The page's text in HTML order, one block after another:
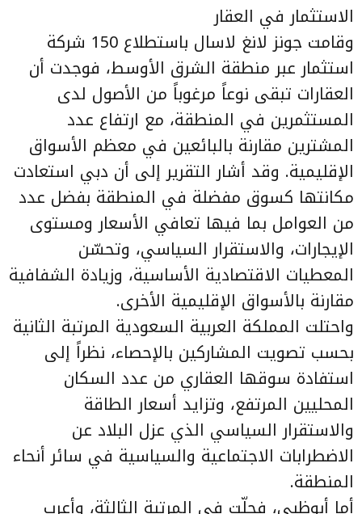
الاستثمار في العقار
وقامت جونز لانغ لاسال باستطلاع 150 شركة
استثمار عبر منطقة الشرق الأوسط، فوجدت أن
العقارات تبقى نوعاً مرغوباً من الأصول لدى
المستثمرين في المنطقة، مع ارتفاع عدد
المشترين مقارنة بالبائعين في معظم الأسواق
الإقليمية. وقد أشار التقرير إلى أن دبي استعادت
مكانتها كسوق مفضلة في المنطقة بفضل عدد
من العوامل بما فيها تعافي الأسعار ومستوى
الإيجارات، والاستقرار السياسي، وتحسّن
المعطيات الاقتصادية الأساسية، وزيادة الشفافية
مقارنة بالأسواق الإقليمية الأخرى.
واحتلت المملكة العربية السعودية المرتبة الثانية
بحسب تصويت المشاركين بالإحصاء، نظراً إلى
استفادة سوقها العقاري من عدد السكان
المحليين المرتفع، وتزايد أسعار الطاقة
والاستقرار السياسي الذي عزل البلاد عن
الاضطرابات الاجتماعية والسياسية في سائر أنحاء
المنطقة.
أما أبوظبي، فحلّت في المرتبة الثالثة، وأعرب